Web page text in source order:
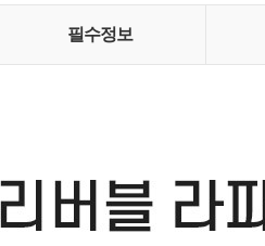
필수정보